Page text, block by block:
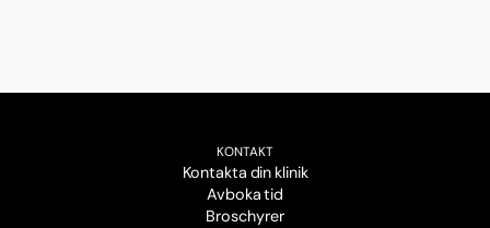
KONTAKT
Kontakta din klinik
Avboka tid
Broschyrer